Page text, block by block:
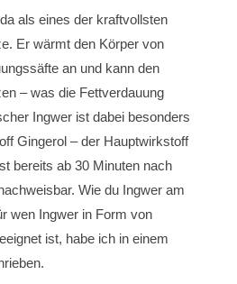
als eines der kraftvollsten
Er wärmt den Körper von
an und kann den
– was die Fettverdauung
Ingwer ist dabei besonders
Gingerol – der Hauptwirkstoff
bereits ab 30 Minuten nach
Wie du Ingwer am
wen Ingwer in Form von
ist, habe ich in einem